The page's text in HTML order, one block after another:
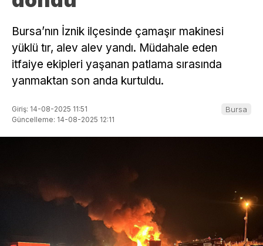
Bursa’nın İznik ilçesinde çamaşır makinesi
yüklü tır, alev alev yandı. Müdahale eden
itfaiye ekipleri yaşanan patlama sırasında
yanmaktan son anda kurtuldu.
Giriş: 14-08-2025 11:51
Güncelleme: 14-08-2025 12:11
Bursa